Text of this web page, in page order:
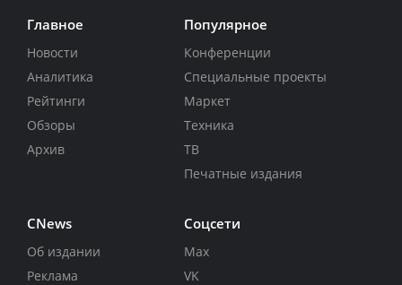
Главное
Новости
Аналитика
Рейтинги
Обзоры
Архив
Популярное
Конференции
Специальные проекты
Маркет
Техника
ТВ
Печатные издания
CNews
Об издании
Реклама
Соцсети
Max
VK